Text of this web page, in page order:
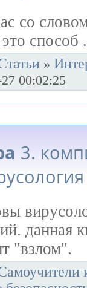
со
способ
»
00:02:25
3.
данная
"взлом".